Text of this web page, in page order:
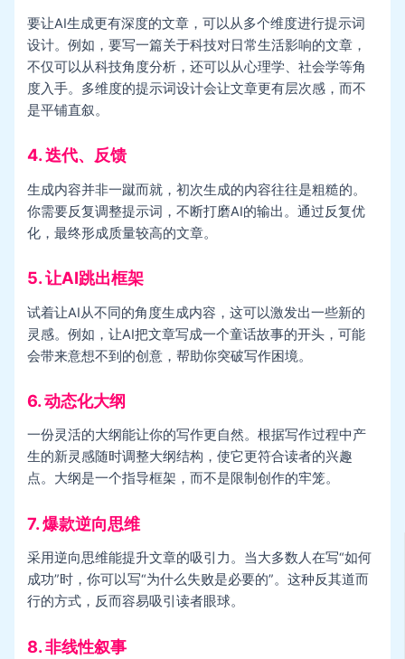
要让AI生成更有深度的文章，可以从多个维度进行提示词
设计。例如，要写一篇关于科技对日常生活影响的文章，
不仅可以从科技角度分析，还可以从心理学、社会学等角
度入手。多维度的提示词设计会让文章更有层次感，而不
是平铺直叙。
4. 迭代、反馈
生成内容并非一蹴而就，初次生成的内容往往是粗糙的。
你需要反复调整提示词，不断打磨AI的输出。通过反复优
化，最终形成质量较高的文章。
5. 让AI跳出框架
试着让AI从不同的角度生成内容，这可以激发出一些新的
灵感。例如，让AI把文章写成一个童话故事的开头，可能
会带来意想不到的创意，帮助你突破写作困境。
6. 动态化大纲
一份灵活的大纲能让你的写作更自然。根据写作过程中产
生的新灵感随时调整大纲结构，使它更符合读者的兴趣
点。大纲是一个指导框架，而不是限制创作的牢笼。
7. 爆款逆向思维
采用逆向思维能提升文章的吸引力。当大多数人在写“如何
成功”时，你可以写“为什么失败是必要的”。这种反其道而
行的方式，反而容易吸引读者眼球。
8. 非线性叙事